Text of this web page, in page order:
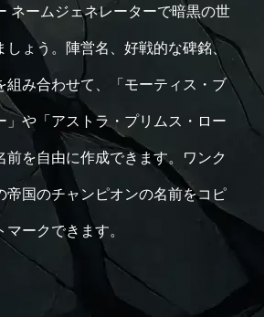
ネームジェネレーターで暗黒の世
しょう。陣営名、好戦的な碑銘、
組み合わせて、「モーティス・ブ
」や「アストラ・プリムス・ロー
前を自由に作成できます。ワンク
帝国のチャンピオンの名前をコピ
ークできます。